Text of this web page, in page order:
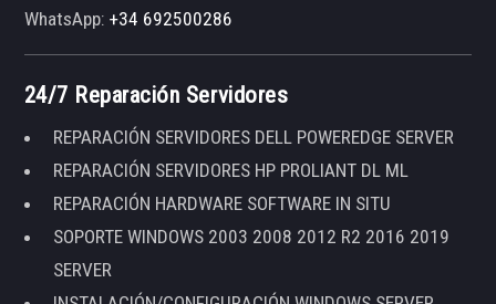
WhatsApp:+34 692500286
24/7 Reparación Servidores
REPARACIÓN SERVIDORES DELL POWEREDGE SERVER
REPARACIÓN SERVIDORES HP PROLIANT DL ML
REPARACIÓN HARDWARE SOFTWARE IN SITU
SOPORTE WINDOWS 2003 2008 2012 R2 2016 2019
SERVER